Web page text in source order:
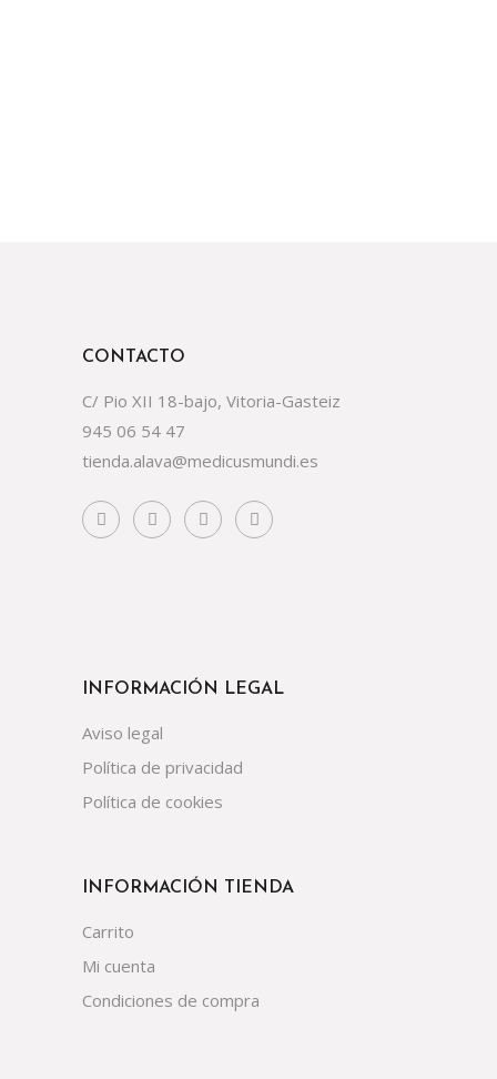
CONTACTO
C/ Pio XII 18-bajo, Vitoria-Gasteiz
945 06 54 47
tienda.alava@medicusmundi.es
INFORMACIÓN LEGAL
Aviso legal
Política de privacidad
Política de cookies
INFORMACIÓN TIENDA
Carrito
Mi cuenta
Condiciones de compra